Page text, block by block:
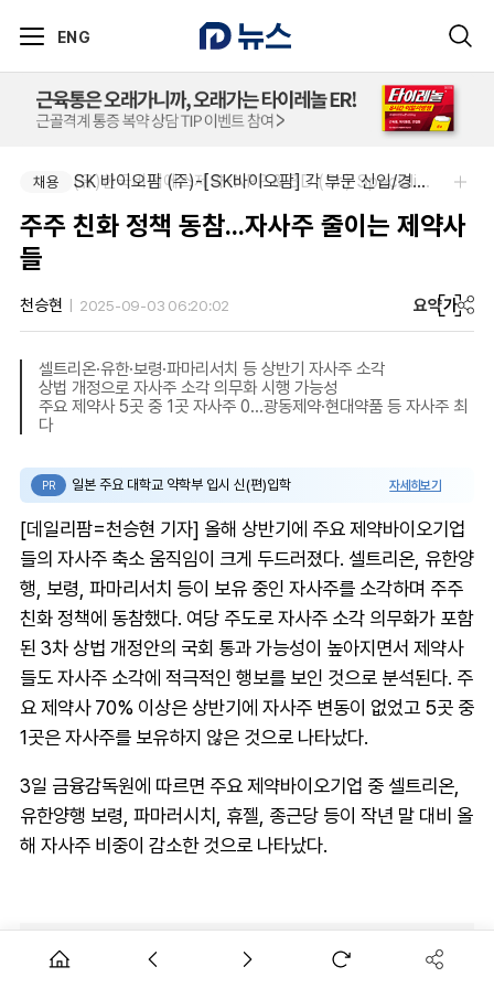
ENG
채용 (유)한국비엠에스제약-NPP & BD (Sr.) Specialist, CSE&BD (Fixed)
채용 SK 바이오팜 (주)-[SK바이오팜] 각 부문 신입/경력 구성원 영입
주주 친화 정책 동참...자사주 줄이는 제약사
들
천승현 2025-09-03 06:20:02 요약가
셀트리온·유한·보령·파마리서치 등 상반기 자사주 소각
상법 개정으로 자사주 소각 의무화 시행 가능성
주요 제약사 5곳 중 1곳 자사주 0...광동제약·현대약품 등 자사주 최
다
PR 일본 주요 대학교 약학부 입시 신(편)입학 자세히보기
[데일리팜=천승현 기자] 올해 상반기에 주요 제약바이오기업
들의 자사주 축소 움직임이 크게 두드러졌다. 셀트리온, 유한양
행, 보령, 파마리서치 등이 보유 중인 자사주를 소각하며 주주
친화 정책에 동참했다. 여당 주도로 자사주 소각 의무화가 포함
된 3차 상법 개정안의 국회 통과 가능성이 높아지면서 제약사
들도 자사주 소각에 적극적인 행보를 보인 것으로 분석된다. 주
요 제약사 70% 이상은 상반기에 자사주 변동이 없었고 5곳 중
1곳은 자사주를 보유하지 않은 것으로 나타났다.
3일 금융감독원에 따르면 주요 제약바이오기업 중 셀트리온,
유한양행 보령, 파마러시치, 휴젤, 종근당 등이 작년 말 대비 올
해 자사주 비중이 감소한 것으로 나타났다.